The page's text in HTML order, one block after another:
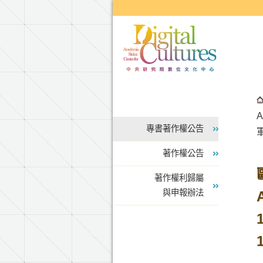
專書著作權公告
著作權公告
著作權利歸屬
與申報辦法